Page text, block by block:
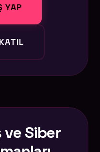
YAP
Siber